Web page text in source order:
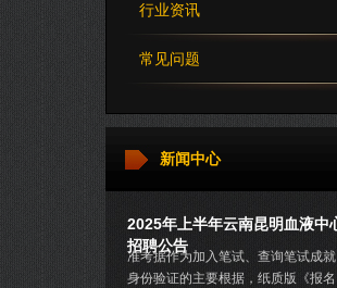
行业资讯
常见问题
新闻中心
2025年上半年云南昆明血液中
招聘公告
准考据作为加入笔试、查询笔试成
身份验证的主要根据，纸质版《报名